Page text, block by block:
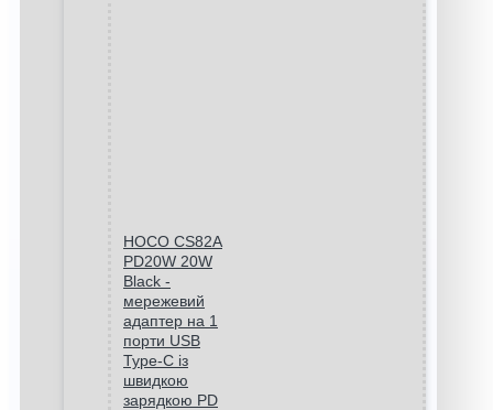
HOCO CS82A
PD20W 20W
Black -
мережевий
адаптер на 1
порти USB
Type-C із
швидкою
зарядкою PD